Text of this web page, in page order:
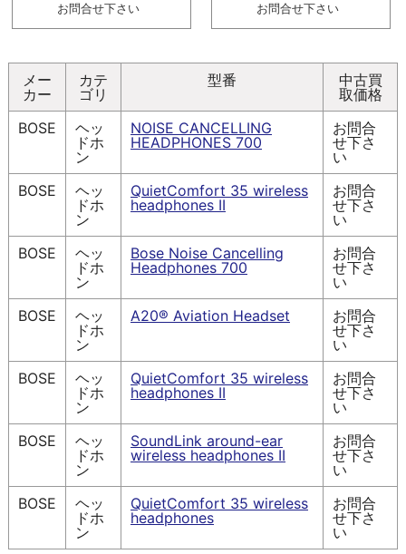
お問合せ下さい
お問合せ下さい
メー
カー
カテ
ゴリ
型番
中古買
取価格
BOSE
ヘッ
ドホ
ン
NOISE CANCELLING
HEADPHONES 700
お問合
せ下さ
い
BOSE
ヘッ
ドホ
ン
QuietComfort 35 wireless
headphones II
お問合
せ下さ
い
BOSE
ヘッ
ドホ
ン
Bose Noise Cancelling
Headphones 700
お問合
せ下さ
い
BOSE
ヘッ
ドホ
ン
A20® Aviation Headset
お問合
せ下さ
い
BOSE
ヘッ
ドホ
ン
QuietComfort 35 wireless
headphones II
お問合
せ下さ
い
BOSE
ヘッ
ドホ
ン
SoundLink around-ear
wireless headphones II
お問合
せ下さ
い
BOSE
ヘッ
ドホ
ン
QuietComfort 35 wireless
headphones
お問合
せ下さ
い